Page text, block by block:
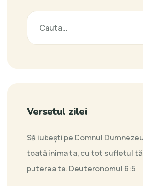
Versetul zilei
Să iubeşti pe Domnul
toată inima ta, cu tot sufletul
puterea ta. Deuteronomul 6:5